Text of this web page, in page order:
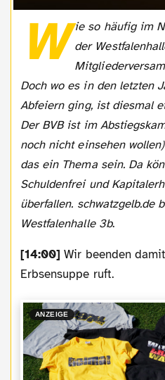
W ie so häufig im
der
Doch wo es in den letzten
Abfeiern ging, ist diesmal
Der BVB ist im
noch nicht einsehen
das ein Thema sein. Da
Schuldenfrei und
überfallen. schwatzgelb.de
Westfalenhalle 3b.
[14:00] Wir beenden
Erbsensuppe ruft.
ANZEIGE